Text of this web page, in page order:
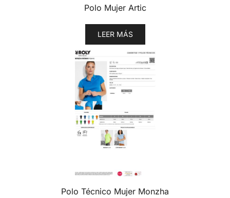
Polo Mujer Artic
LEER MÁS
Polo Técnico Mujer Monzha